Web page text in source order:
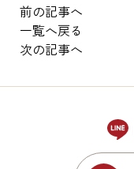
前の記事へ
一覧へ戻る
次の記事へ